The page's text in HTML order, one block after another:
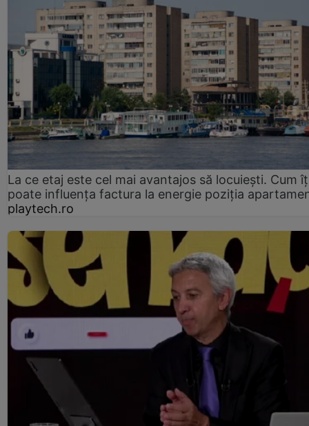
La ce etaj este cel mai avantajos să locuiești. Cum
poate influența factura la energie poziția
playtech.ro